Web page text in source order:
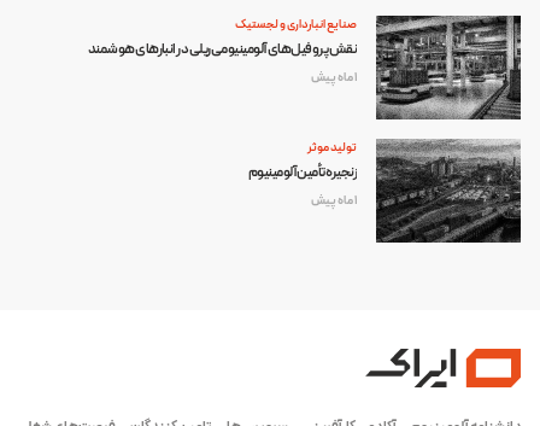
صنایع انبارداری و لجستیک
نقش پروفیل‌های آلومینیومی ریلی در انبارهای هوشمند
1 ماه پیش
تولید موثر
زنجیره تأمین آلومینیوم
1 ماه پیش